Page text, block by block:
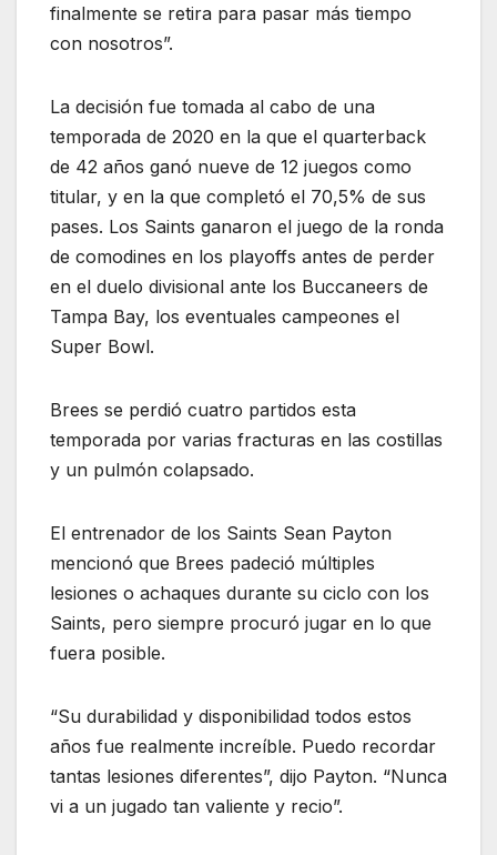
finalmente se retira para pasar más tiempo
con nosotros”.
La decisión fue tomada al cabo de una
temporada de 2020 en la que el quarterback
de 42 años ganó nueve de 12 juegos como
titular, y en la que completó el 70,5% de sus
pases. Los Saints ganaron el juego de la ronda
de comodines en los playoffs antes de perder
en el duelo divisional ante los Buccaneers de
Tampa Bay, los eventuales campeones el
Super Bowl.
Brees se perdió cuatro partidos esta
temporada por varias fracturas en las costillas
y un pulmón colapsado.
El entrenador de los Saints Sean Payton
mencionó que Brees padeció múltiples
lesiones o achaques durante su ciclo con los
Saints, pero siempre procuró jugar en lo que
fuera posible.
“Su durabilidad y disponibilidad todos estos
años fue realmente increíble. Puedo recordar
tantas lesiones diferentes”, dijo Payton. “Nunca
vi a un jugado tan valiente y recio”.